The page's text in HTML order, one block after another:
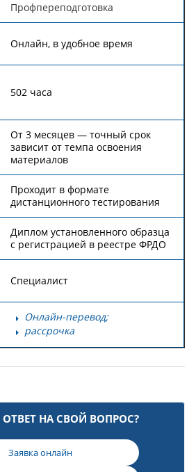
Профпереподготовка
Онлайн, в удобное время
502 часа
От 3 месяцев — точный срок
зависит от темпа освоения
материалов
Проходит в формате
дистанционного тестирования
Диплом установленного образца
с регистрацией в реестре ФРДО
Специалист
Онлайн-перевод;
рассрочка
НА СВОЙ ВОПРОС?
Заявка онлайн